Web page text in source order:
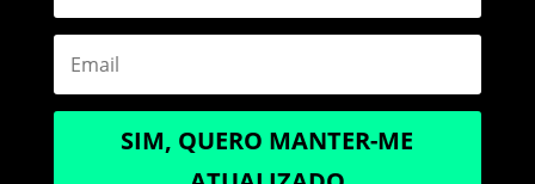
SIM, QUERO MANTER-ME